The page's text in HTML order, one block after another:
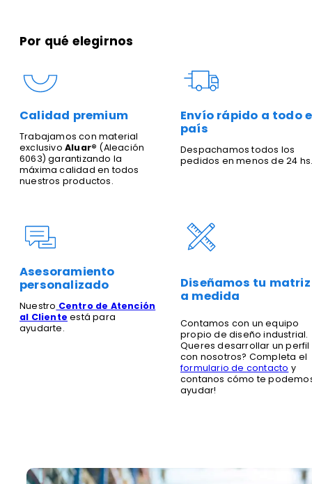
Por qué elegirnos
Calidad premium
Trabajamos con material
exclusivo Aluar® (Aleación
6063) garantizando la
máxima calidad en todos
nuestros productos.
Envío rápido a todo
país
Despachamos todos los
pedidos en menos de 24
Asesoramiento
personalizado
Nuestro Centro de Atención
al Cliente está para
ayudarte.
Diseñamos tu matriz
a medida
Contamos con un equipo
propio de diseño industrial.
Queres desarrollar un perfil
con nosotros? Completa el
formulario de contacto y
contanos cómo te
ayudar!